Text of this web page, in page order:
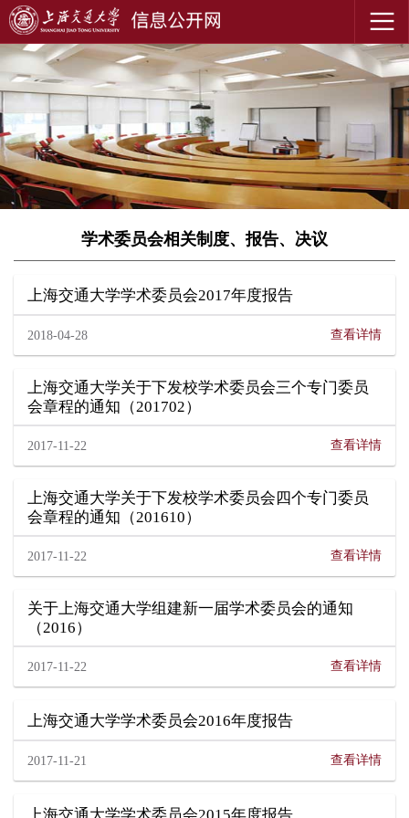
学术委员会相关制度、报告、决议
上海交通大学学术委员会2017年度报告
2018-04-28 查看详情
上海交通大学关于下发校学术委员会三个专门委员
会章程的通知（201702）
2017-11-22 查看详情
上海交通大学关于下发校学术委员会四个专门委员
会章程的通知（201610）
2017-11-22 查看详情
关于上海交通大学组建新一届学术委员会的通知
（2016）
2017-11-22 查看详情
上海交通大学学术委员会2016年度报告
2017-11-21 查看详情
上海交通大学学术委员会2015年度报告